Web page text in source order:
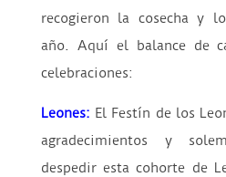
recogieron la cosecha y
año. Aquí el balance de
celebraciones:
Leones: El Festín de los
agradecimientos y
despedir esta cohorte de